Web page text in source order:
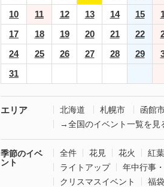
10
11 12 13 14 15
17
18 19 20 21 22
24
25 26 27 28 29
31
エリア 北海道 札幌市
函館
→全国のイベント一覧を見
季節のイベ
ント
全件 花見 花火
紅葉
ライトアップ
年中行事
クリスマスイベント
福